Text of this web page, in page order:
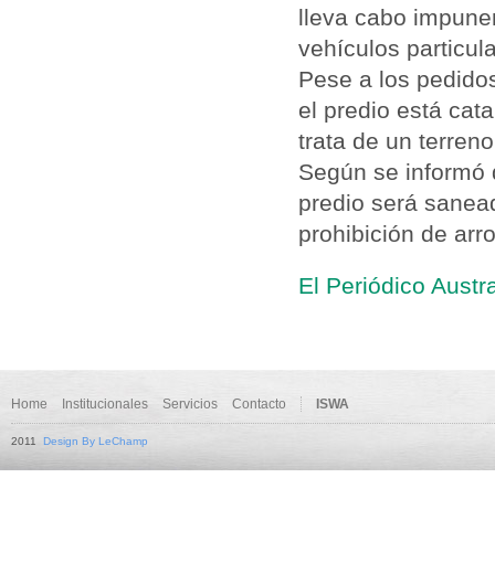
lleva cabo
vehículos
Pese a los
el predio está
trata de un
Según se informó
predio será
prohibición de
El Periódico
Home Institucionales Servicios Contacto ISWA
2011 Design By LeChamp